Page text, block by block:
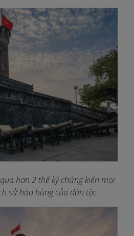
hơn 2 thế kỷ chứng kiến mọi
sử hào hùng của dân tộc